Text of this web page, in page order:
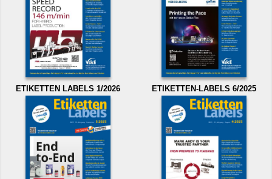
ETIKETTEN LABELS 1/2026 ETIKETTEN-LABELS 6/2025